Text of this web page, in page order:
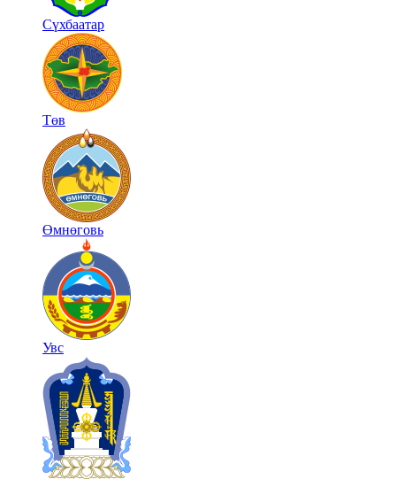
Сүхбаатар
Төв
Өмнөговь
Увс